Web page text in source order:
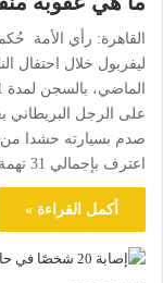
القاهرة: رأي الأمة
ليفربول خلال احتفال
صدم بسيارته حشدا من
اعترف بإجمالي 31 تهمة جنائية…
أكمل القراءة »